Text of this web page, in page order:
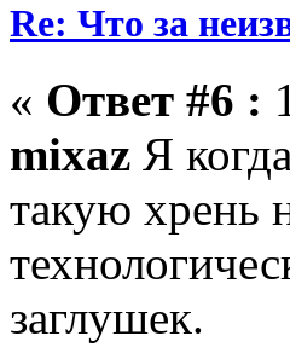
Re: Что за
« Ответ #6 :
mixaz Я
такую хрень
заглушек.